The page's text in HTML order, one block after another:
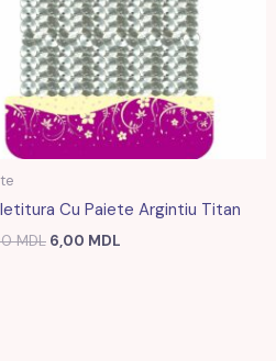
Cu Paiete Argintiu Titan
MDL 6,00 MDL